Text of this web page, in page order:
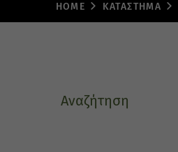
HOME ΚΑΤΆΣΤΗΜΑ
Αναζήτηση